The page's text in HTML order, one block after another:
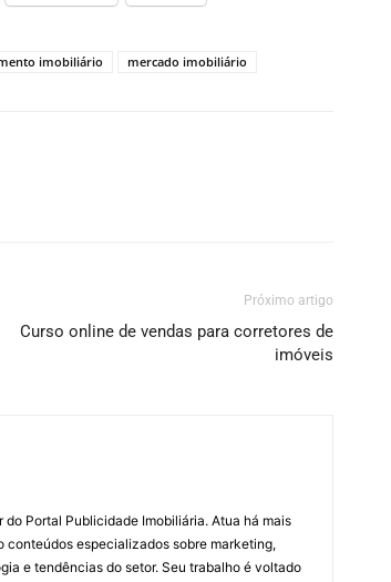
imobiliário mercado imobiliário
Próximo artigo
Curso online de vendas para corretores de
imóveis
Portal Publicidade Imobiliária. Atua há mais
conteúdos especializados sobre marketing,
e tendências do setor. Seu trabalho é voltado